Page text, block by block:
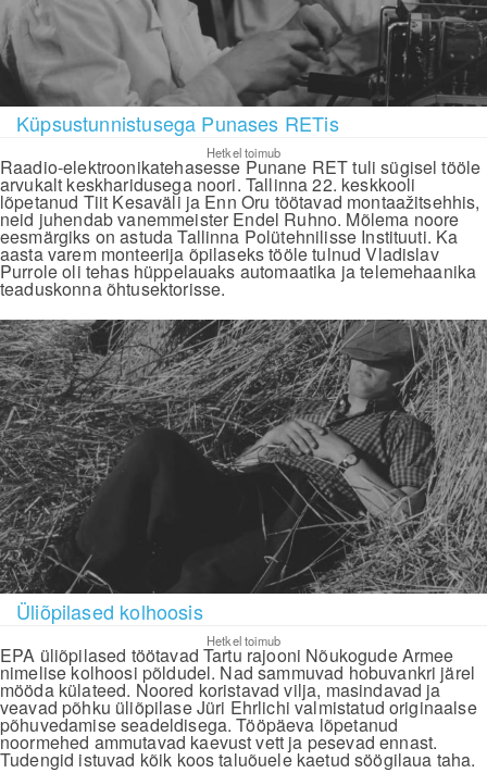
Küpsustunnistusega Punases RETis
Hetkel toimub
Raadio-elektroonikatehasesse Punane RET tuli sügisel tööle
arvukalt keskharidusega noori. Tallinna 22. keskkooli
lõpetanud Tiit Kesaväli ja Enn Oru töötavad montaažitsehhis,
neid juhendab vanemmeister Endel Ruhno. Mõlema noore
eesmärgiks on astuda Tallinna Polütehnilisse Instituuti. Ka
aasta varem monteerija õpilaseks tööle tulnud Vladislav
Purrole oli tehas hüppelauaks automaatika ja telemehaanika
teaduskonna õhtusektorisse.
Üliõpilased kolhoosis
Hetkel toimub
EPA üliõpilased töötavad Tartu rajooni Nõukogude Armee
nimelise kolhoosi põldudel. Nad sammuvad hobuvankri järel
mööda külateed. Noored koristavad vilja, masindavad ja
veavad põhku üliõpilase Jüri Ehrlichi valmistatud originaalse
põhuvedamise seadeldisega. Tööpäeva lõpetanud
noormehed ammutavad kaevust vett ja pesevad ennast.
Tudengid istuvad kõik koos taluõuele kaetud söögilaua taha.